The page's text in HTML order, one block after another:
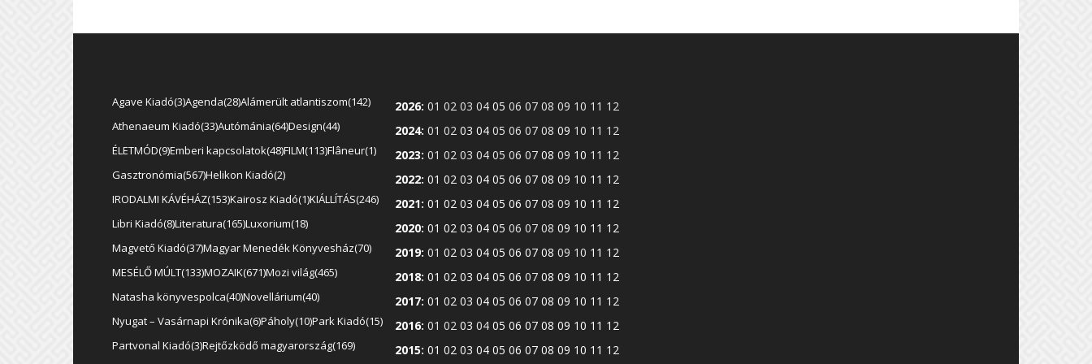
Agave Kiadó 3 Agenda 28Alámerült atlantiszom 142
Athenaeum Kiadó 33 Autómánia 64Design 44
ÉLETMÓD 9Emberi kapcsolatok 48FILM 113 Flâneur 1
Gasztronómia 567Helikon Kiadó 2
IRODALMI KÁVÉHÁZ 153 Kairosz Kiadó 1 KIÁLLÍTÁS 246
Libri Kiadó 8Literatura 165 Luxorium 18
Magvető Kiadó 37Magyar Menedék Könyvesház 70
MESÉLŐ MÚLT 133 MOZAIK 671 Mozi világ 465
Natasha könyvespolca 40Novellárium 40
Nyugat – Vasárnapi Krónika 6Páholy 10Park Kiadó 15
Partvonal Kiadó 3 Rejtőzködő magyarország 169
2026: 01 02 03 04 05 06 07 08 09 10 11 12
2024: 01 02 03 04 05 06 07 08 09 10 11 12
2023: 01 02 03 04 05 06 07 08 09 10 11 12
2022: 01 02 03 04 05 06 07 08 09 10 11 12
2021: 01 02 03 04 05 06 07 08 09 10 11 12
2020: 01 02 03 04 05 06 07 08 09 10 11 12
2019: 01 02 03 04 05 06 07 08 09 10 11 12
2018: 01 02 03 04 05 06 07 08 09 10 11 12
2017: 01 02 03 04 05 06 07 08 09 10 11 12
2016: 01 02 03 04 05 06 07 08 09 10 11 12
2015: 01 02 03 04 05 06 07 08 09 10 11 12